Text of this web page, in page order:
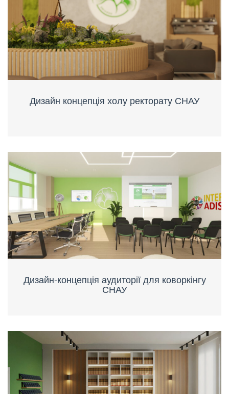
Дизайн концепція холу ректорату СНАУ
Дизайн-концепція аудиторії для коворкінгу
СНАУ